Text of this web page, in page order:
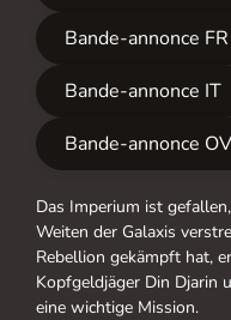
Bande-annonce FR
Bande-annonce IT
Bande-annonce OV
Das Imperium ist
Weiten der Galaxis
Rebellion gekämpft hat,
Kopfgeldjäger Din Djarin
eine wichtige Mission.